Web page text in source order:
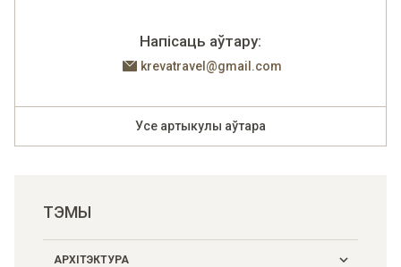
Напісаць аўтару:
krevatravel@gmail.com
Усе артыкулы аўтара
ТЭМЫ
АРХІТЭКТУРА